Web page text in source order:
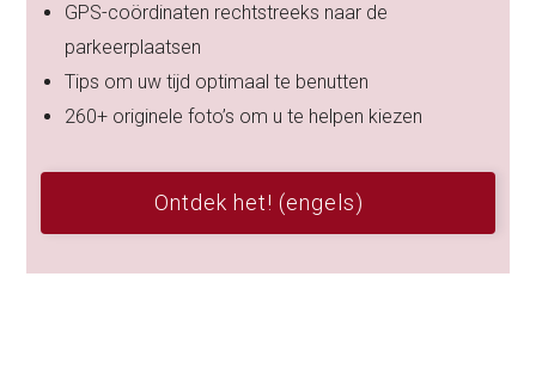
GPS-coördinaten rechtstreeks naar de
parkeerplaatsen
Tips om uw tijd optimaal te benutten
260+ originele foto’s om u te helpen kiezen
Ontdek het! (engels)